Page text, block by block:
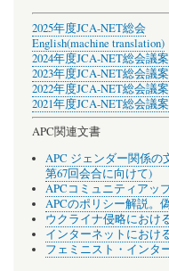
2025年度JCA-NET総会
English(machine translation)
2024年度JCA-NET総会議
2023年度JCA-NET総会議
2022年度JCA-NET総会議
2021年度JCA-NET総会議
APC関連文書
APC ジェンダー関係の
第67回会合に向けて)
APCコミュニティアッ
APCのポリシー解説。
ウクライナ侵略におけ
インターネットにおけ
フェミニスト・インタ